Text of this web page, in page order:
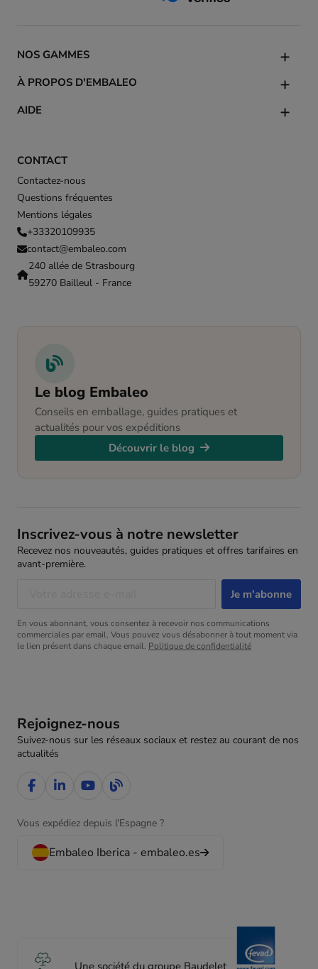
CONTACT
Contactez-nous
Questions fréquentes
Mentions légales
+33320109935
contact@embaleo.com
240 allée de Strasbourg
59270 Bailleul - France
NOS GAMMES
À PROPOS D'EMBALEO
AIDE
Le blog Embaleo
Conseils en emballage, guides pratiques et
actualités pour vos expéditions
Découvrir le blog
Rejoignez-nous
Suivez-nous sur les réseaux sociaux et restez au courant de nos
actualités
Vous expédiez depuis l'Espagne ?
Embaleo Iberica - embaleo.es
Inscrivez-vous à notre newsletter
Recevez nos nouveautés, guides pratiques et offres tarifaires en
avant-première.
En vous abonnant, vous consentez à recevoir nos communications
commerciales par email. Vous pouvez vous désabonner à tout moment via
le lien présent dans chaque email. Politique de confidentialité